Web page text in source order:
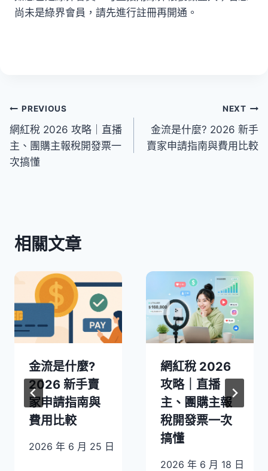
尚未是綠界會員，請先進行註冊再開通。
文
章
導
PREVIOUS
網紅稅 2026 攻略｜直播
主、團購主報稅開發票一
次搞懂
NEXT
金流是什麼? 2026 新手
賣家申請指南與費用比較
相關文章
金流是什麼?
2026 新手賣
家申請指南與
費用比較
2026 年 6 月 25 日
網紅稅 2026
攻略｜直播
主、團購主報
稅開發票一次
搞懂
2026 年 6 月 18 日